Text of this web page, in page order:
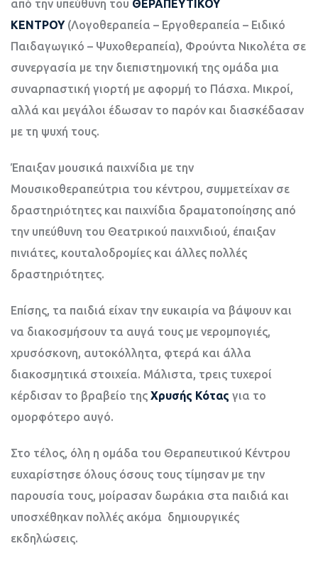
από την υπεύθυνη του ΘΕΡΑΠΕΥΤΙΚΟΥ
ΚΕΝΤΡΟΥ(Λογοθεραπεία – Εργοθεραπεία – Ειδικό
Παιδαγωγικό – Ψυχοθεραπεία), Φρούντα Νικολέτα σε
συνεργασία με την διεπιστημονική της ομάδα μια
συναρπαστική γιορτή με αφορμή το Πάσχα. Μικροί,
αλλά και μεγάλοι έδωσαν το παρόν και διασκέδασαν
με τη ψυχή τους.
Έπαιξαν μουσικά παιχνίδια με την
Μουσικοθεραπεύτρια του κέντρου, συμμετείχαν σε
δραστηριότητες και παιχνίδια δραματοποίησης από
την υπεύθυνη του Θεατρικού παιχνιδιού, έπαιξαν
πινιάτες, κουταλοδρομίες και άλλες πολλές
δραστηριότητες.
Επίσης, τα παιδιά είχαν την ευκαιρία να βάψουν και
να διακοσμήσουν τα αυγά τους με νερομπογιές,
χρυσόσκονη, αυτοκόλλητα, φτερά και άλλα
διακοσμητικά στοιχεία. Μάλιστα, τρεις τυχεροί
κέρδισαν το βραβείο της Χρυσής Κότας για το
ομορφότερο αυγό.
Στο τέλος, όλη η ομάδα του Θεραπευτικού Κέντρου
ευχαρίστησε όλους όσους τους τίμησαν με την
παρουσία τους, μοίρασαν δωράκια στα παιδιά και
υποσχέθηκαν πολλές ακόμα δημιουργικές
εκδηλώσεις.